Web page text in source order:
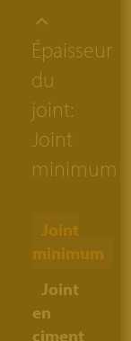
Épaisseur
du
joint:
Joint
minimum
Joint
minimum
Joint
en
ciment